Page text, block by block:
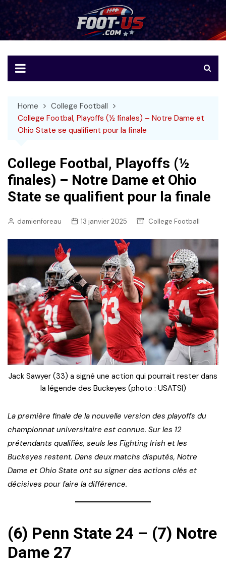
to
content
Foot-US
Le football américain en français
Home
College Football
College Footbal, Playoffs (½ finales) – Notre Dame et
Ohio State se qualifient pour la finale
College Footbal, Playoffs (½
finales) – Notre Dame et Ohio
State se qualifient pour la finale
damienforeau 13 janvier 2025 College Football
Jack Sawyer (33) a signé une action qui pourrait rester dans
la légende des Buckeyes (photo : USATSI)
La première finale de la nouvelle version des playoffs du
championnat universitaire est connue. Sur les 12
prétendants qualifiés, seuls les Fighting Irish et les
Buckeyes restent. Dans deux matchs disputés, Notre
Dame et Ohio State ont su signer des actions clés et
décisives pour faire la différence.
(6) Penn State 24 – (7) Notre
Dame 27